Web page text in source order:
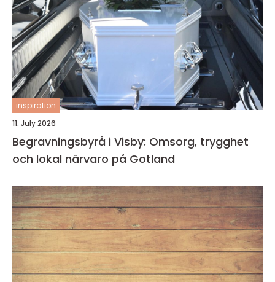
inspiration
11. July 2026
Begravningsbyrå i Visby: Omsorg, trygghet
och lokal närvaro på Gotland